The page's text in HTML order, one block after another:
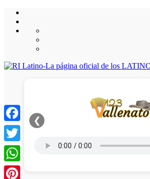
❮
Facebook
Twitter
WhatsApp